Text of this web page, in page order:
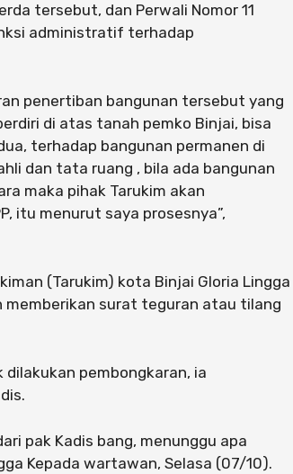
tersebut, dan Perwali Nomor 11
administratif terhadap
penertiban bangunan tersebut yang
di atas tanah pemko Binjai, bisa
terhadap bangunan permanen di
dan tata ruang , bila ada bangunan
maka pihak Tarukim akan
itu menurut saya prosesnya”,
(Tarukim) kota Binjai Gloria Lingga
memberikan surat teguran atau tilang
dilakukan pembongkaran, ia
pak Kadis bang, menunggu apa
Kepada wartawan, Selasa (07/10).